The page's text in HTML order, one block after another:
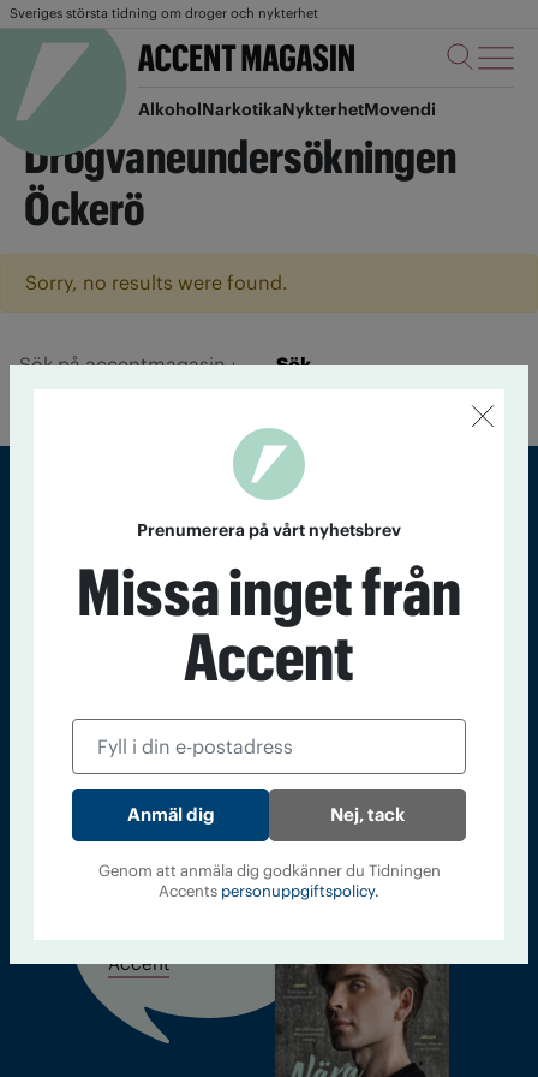
Sveriges största tidning om droger och nykterhet
AlkoholNarkotikaNykterhetMovendi
Drogvaneundersökningen
Öckerö
Sorry, no results were found.
Sök
Sveriges största tidning om droger och nykterhet
Tidningen Accent, A4, Bondegatan 21, 116 33 Stockholm
accent@iogt.se
Chefredaktör och ansvarig utgivare: Barbro Janson Lundkvist,
barbro@a4.se.
Om Tidningen Tidningsarkiv In English
Läs tidigare
Accent
Prenumerera på vårt nyhetsbrev
Missa inget från
Accent
Nej, tack
Genom att anmäla dig godkänner du Tidningen
Accents personuppgiftspolicy.